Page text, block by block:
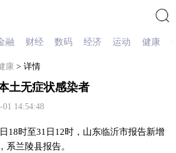
搜索
融 财经 数码 经济 运动 健康
康 > 详情
土无症状感染者
14:54:48
时至31日12时，山东临沂市报告新增
系兰陵县报告。